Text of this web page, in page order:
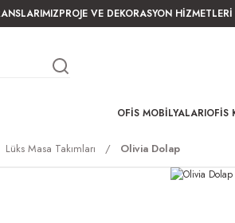
PROJE VE DEKORASYON HİZMETLERİ
OFIS MOBILYALARIOFIS
Lüks Masa Takımları Olivia Dolap